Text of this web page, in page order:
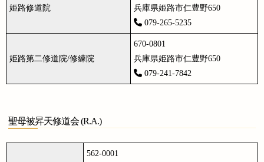
姫路修道院
兵庫県姫路市仁豊野650
079-265-5235
姫路第二修道院/修練院
670-0801
兵庫県姫路市仁豊野650
079-241-7842
聖母被昇天修道会 (R.A.)
562-0001